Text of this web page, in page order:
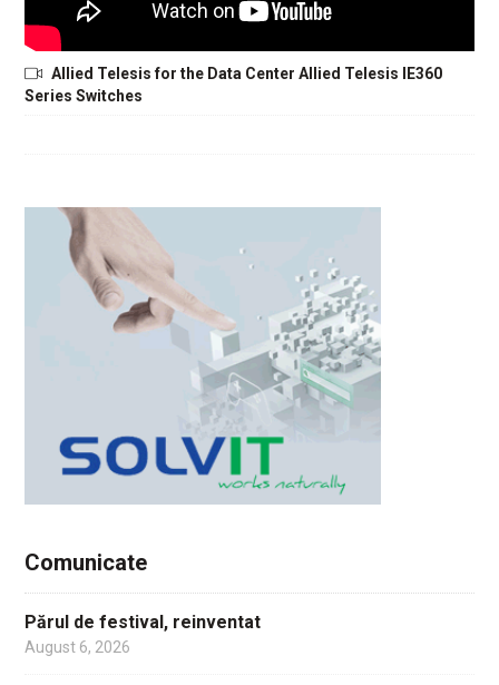
Allied Telesis for the Data Center Allied Telesis IE360
Series Switches
Comunicate
Părul de festival, reinventat
August 6, 2026